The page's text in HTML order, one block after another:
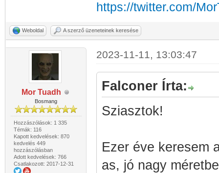
https://twitter.com/
Weboldal A szerző üzeneteinek keresése
Mor Tuadh
Bosmang
Hozzászólások: 1 335
Témák: 116
Kapott kedvelések: 870
kedvelés 449
hozzászólásban
Adott kedvelések: 766
Csatlakozott: 2017-12-31
2023-11-11, 13:03:47
Falconer Írta:
Sziasztok!
Ezer éve keresem
as, jó nagy